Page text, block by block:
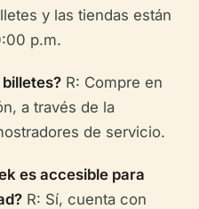
y las tiendas están
p.m.
R: Compre en
a través de la
de servicio.
es accesible para
R: Sí, cuenta con